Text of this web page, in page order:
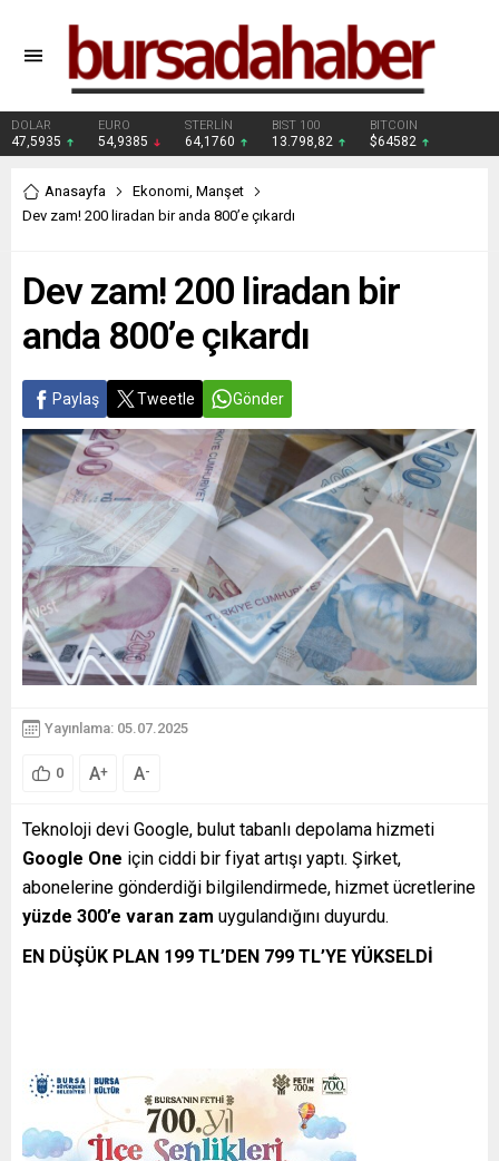
DOLAR
47,5935
EURO
54,9385
STERLİN
64,1760
BIST 100
13.798,82
BITCOIN
$64582
Anasayfa Ekonomi, Manşet
Dev zam! 200 liradan bir anda 800’e çıkardı
Dev zam! 200 liradan bir
anda 800’e çıkardı
Paylaş Tweetle Gönder
Yayınlama: 05.07.2025
0 A+ A-
Teknoloji devi Google, bulut tabanlı depolama hizmeti
Google One için ciddi bir fiyat artışı yaptı. Şirket,
abonelerine gönderdiği bilgilendirmede, hizmet ücretlerine
yüzde 300’e varan zam uygulandığını duyurdu.
EN DÜŞÜK PLAN 199 TL’DEN 799 TL’YE YÜKSELDİ